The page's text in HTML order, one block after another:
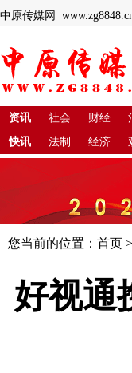
中原传媒网
资讯 社会 财经
快讯
法制 经济
您当前的位置： 首页 >
好视通